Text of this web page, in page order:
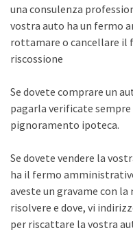
una consulenza
vostra auto ha un fermo
rottamare o cancellare il
riscossione
Se dovete comprare un
pagarla verificate
pignoramento ipoteca.
Se dovete vendere la
ha il fermo
aveste un gravame con
risolvere e dove, vi
per riscattare la vostra